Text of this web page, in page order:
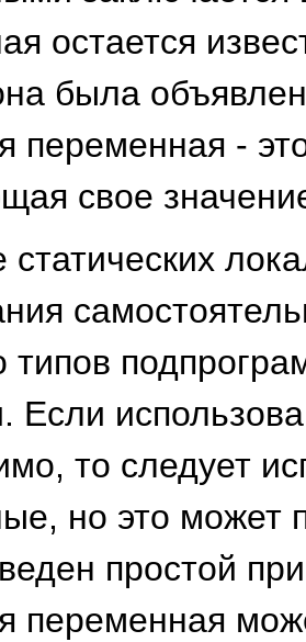
остается
была
переменная -
свое
статических
типов
Если
то следует
но это может
простой
переменная